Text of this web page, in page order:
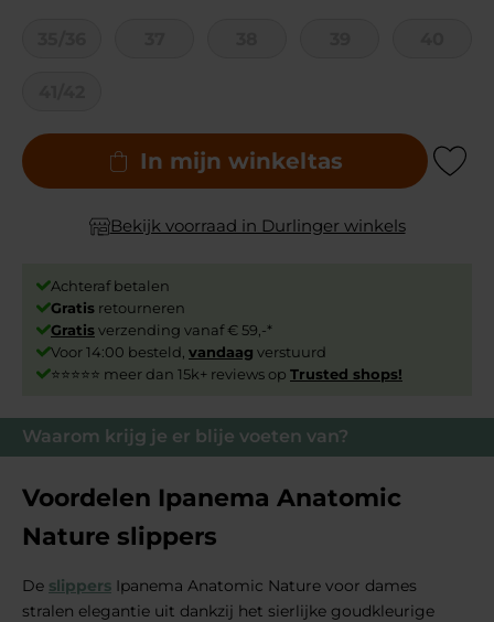
Waarom krijg je er blije voeten van?
Voordelen Ipanema Anatomic
Nature slippers
De slippers Ipanema Anatomic Nature voor dames
stralen elegantie uit dankzij het sierlijke goudkleurige
In mijn winkeltas Add to
Bekijk voorraad in Durlinger winkels
Achteraf betalen
Gratis retourneren
Gratisverzending vanaf € 59,-*
Voor 14:00 besteld, vandaag verstuurd
⭐⭐⭐⭐⭐ meer dan 15k+ reviews op Trusted shops!